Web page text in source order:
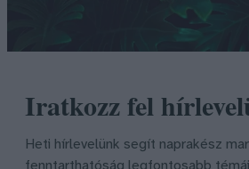
Iratkozz fel
Heti hírlevelünk segít naprakész